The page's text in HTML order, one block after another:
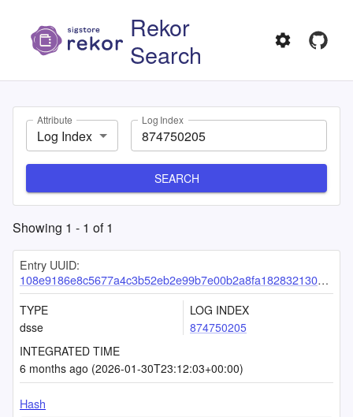
Rekor
Search
Attribute
Log Index
Log Index
SEARCH
Showing 1 - 1 of1
Entry UUID:
108e9186e8c5677a4c3b52eb2e99b7e00b2a8fa1828321306fcdfe37baf3e68c4644f181042a96a0
TYPE
dsse
LOG INDEX
874750205
INTEGRATED TIME
6 months ago (2026-01-30T23:12:03+00:00)
Hash